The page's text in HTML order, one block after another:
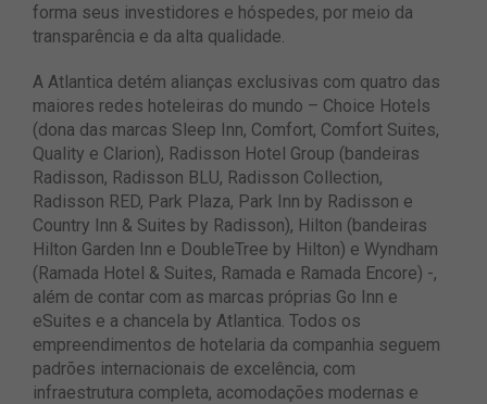
forma seus investidores e hóspedes, por meio da
transparência e da alta qualidade.
A Atlantica detém alianças exclusivas com quatro das
maiores redes hoteleiras do mundo – Choice Hotels
(dona das marcas Sleep Inn, Comfort, Comfort Suites,
Quality e Clarion), Radisson Hotel Group (bandeiras
Radisson, Radisson BLU, Radisson Collection,
Radisson RED, Park Plaza, Park Inn by Radisson e
Country Inn & Suites by Radisson), Hilton (bandeiras
Hilton Garden Inn e DoubleTree by Hilton) e Wyndham
(Ramada Hotel & Suites, Ramada e Ramada Encore) -,
além de contar com as marcas próprias Go Inn e
eSuites e a chancela by Atlantica. Todos os
empreendimentos de hotelaria da companhia seguem
padrões internacionais de excelência, com
infraestrutura completa, acomodações modernas e